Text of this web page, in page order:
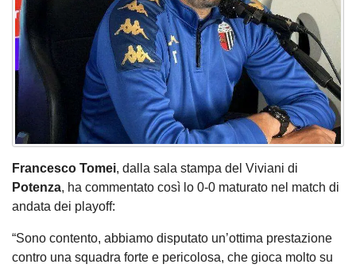
Francesco Tomei, dalla sala stampa del Viviani di
Potenza, ha commentato così lo 0-0 maturato nel match di
andata dei playoff:
“Sono contento, abbiamo disputato un’ottima prestazione
contro una squadra forte e pericolosa, che gioca molto su